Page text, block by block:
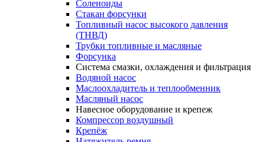
Соленоиды
Стакан форсунки
Топливный насос высокого давления
(ТНВД)
Трубки топливные и масляные
Форсунка
Система смазки, охлаждения и фильтрация
Водяной насос
Маслоохладитель и теплообменник
Масляный насос
Навесное оборудование и крепеж
Компрессор воздушный
Крепёж